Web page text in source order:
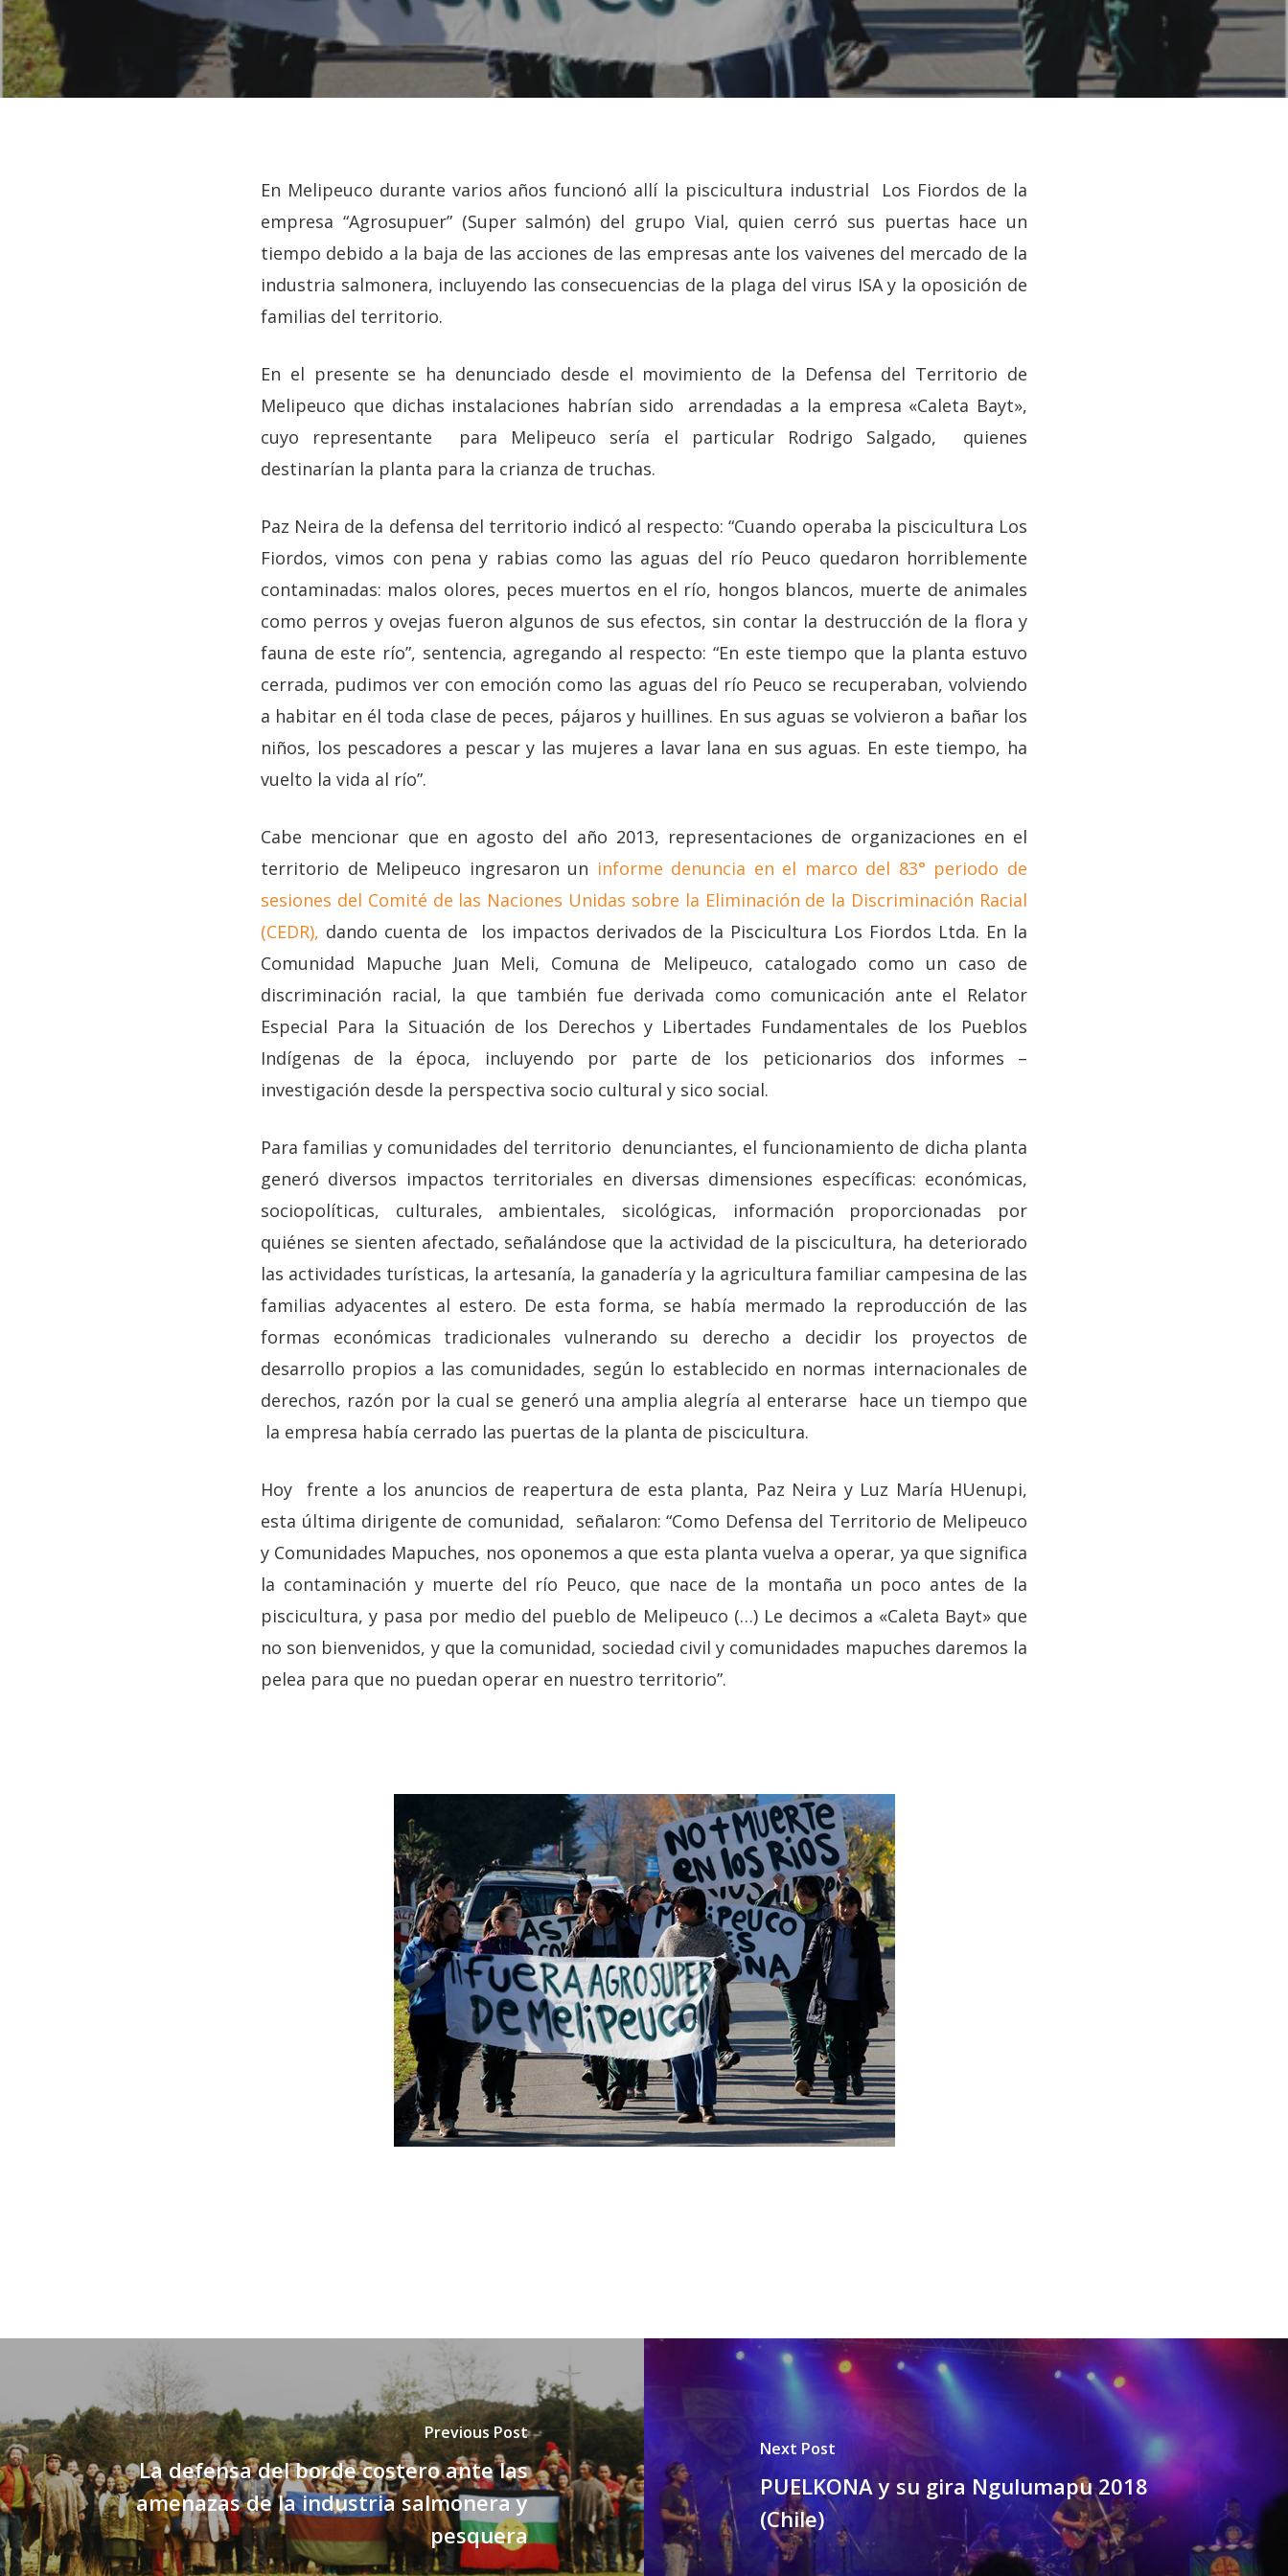
Hit enter to search or ESC to close
En Melipeuco durante varios años funcionó allí la piscicultura industrial Los Fiordos de la
empresa “Agrosupuer” (Super salmón) del grupo Vial, quien cerró sus puertas hace un
tiempo debido a la baja de las acciones de las empresas ante los vaivenes del mercado de la
industria salmonera, incluyendo las consecuencias de la plaga del virus ISA y la oposición de
familias del territorio.
En el presente se ha denunciado desde el movimiento de la Defensa del Territorio de
Melipeuco que dichas instalaciones habrían sido arrendadas a la empresa «Caleta Bayt»,
cuyo representante para Melipeuco sería el particular Rodrigo Salgado, quienes
destinarían la planta para la crianza de truchas.
Paz Neira de la defensa del territorio indicó al respecto: “Cuando operaba la piscicultura Los
Fiordos, vimos con pena y rabias como las aguas del río Peuco quedaron horriblemente
contaminadas: malos olores, peces muertos en el río, hongos blancos, muerte de animales
como perros y ovejas fueron algunos de sus efectos, sin contar la destrucción de la flora y
fauna de este río”, sentencia, agregando al respecto: “En este tiempo que la planta estuvo
cerrada, pudimos ver con emoción como las aguas del río Peuco se recuperaban, volviendo
a habitar en él toda clase de peces, pájaros y huillines. En sus aguas se volvieron a bañar los
niños, los pescadores a pescar y las mujeres a lavar lana en sus aguas. En este tiempo, ha
vuelto la vida al río”.
Cabe mencionar que en agosto del año 2013, representaciones de organizaciones en el
territorio de Melipeuco ingresaron un informe denuncia en el marco del 83° periodo de
sesiones del Comité de las Naciones Unidas sobre la Eliminación de la Discriminación Racial
(CEDR), dando cuenta de los impactos derivados de la Piscicultura Los Fiordos Ltda. En la
Comunidad Mapuche Juan Meli, Comuna de Melipeuco, catalogado como un caso de
discriminación racial, la que también fue derivada como comunicación ante el Relator
Especial Para la Situación de los Derechos y Libertades Fundamentales de los Pueblos
Indígenas de la época, incluyendo por parte de los peticionarios dos informes –
investigación desde la perspectiva socio cultural y sico social.
Para familias y comunidades del territorio denunciantes, el funcionamiento de dicha planta
generó diversos impactos territoriales en diversas dimensiones específicas: económicas,
sociopolíticas, culturales, ambientales, sicológicas, información proporcionadas por
quiénes se sienten afectado, señalándose que la actividad de la piscicultura, ha deteriorado
las actividades turísticas, la artesanía, la ganadería y la agricultura familiar campesina de las
familias adyacentes al estero. De esta forma, se había mermado la reproducción de las
formas económicas tradicionales vulnerando su derecho a decidir los proyectos de
desarrollo propios a las comunidades, según lo establecido en normas internacionales de
derechos, razón por la cual se generó una amplia alegría al enterarse hace un tiempo que
la empresa había cerrado las puertas de la planta de piscicultura.
Hoy frente a los anuncios de reapertura de esta planta, Paz Neira y Luz María HUenupi,
esta última dirigente de comunidad, señalaron: “Como Defensa del Territorio de Melipeuco
y Comunidades Mapuches, nos oponemos a que esta planta vuelva a operar, ya que significa
la contaminación y muerte del río Peuco, que nace de la montaña un poco antes de la
piscicultura, y pasa por medio del pueblo de Melipeuco (…) Le decimos a «Caleta Bayt» que
no son bienvenidos, y que la comunidad, sociedad civil y comunidades mapuches daremos la
pelea para que no puedan operar en nuestro territorio”.
Previous Post
La defensa del borde costero ante las
amenazas de la industria salmonera y
pesquera
Next Post
PUELKONA y su gira Ngulumapu 2018
(Chile)